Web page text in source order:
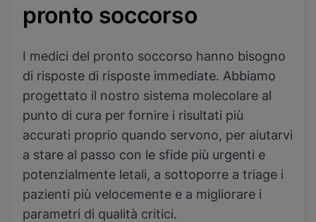
pronto soccorso
I medici del pronto soccorso hanno bisogno
di risposte di risposte immediate. Abbiamo
progettato il nostro sistema molecolare al
punto di cura per fornire i risultati più
accurati proprio quando servono, per aiutarvi
a stare al passo con le sfide più urgenti e
potenzialmente letali, a sottoporre a triage i
pazienti più velocemente e a migliorare i
parametri di qualità critici.